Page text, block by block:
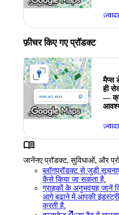
फ़ीचर किए गए प्रॉडक्ट
मैप्स
ही
—
जानेंनए प्रॉडक्ट, सुविधाओं, और
ब्लॉगप्रॉडक्ट से जुड़ी
कैसे किया जा सकता है.
ग्राहकों के अनुभवयह जानें
आगे बढ़ाने में आपकी
करती है.